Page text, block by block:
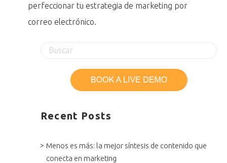
perfeccionar tu estrategia de marketing por
correo electrónico.
Recent Posts
Menos es más: la mejor síntesis de contenido que
conecta en marketing